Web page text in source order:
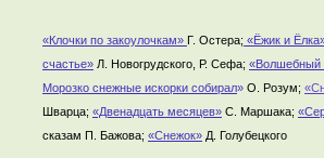
«Клочки по закоулочкам» Г. Остера; «Ёжик и
счастье» Л. Новогрудского, Р. Сефа; «Волшебный
Морозко снежные искорки собирал» О. Розум;
Шварца; «Двенадцать месяцев» С. Маршака;
сказам П. Бажова; «Снежок» Д. Голубецкого